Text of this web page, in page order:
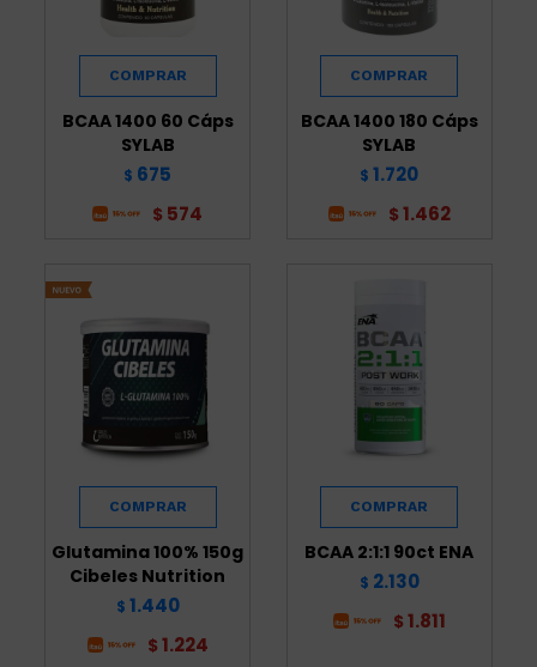
BCAA 1400 60 Cáps
SYLAB
$ 675
$ 574
BCAA 1400 180 Cáps
SYLAB
$ 1.720
$ 1.462
Glutamina 100% 150g
Cibeles Nutrition
$ 1.440
$ 1.224
BCAA 2:1:1 90ct ENA
$ 2.130
$ 1.811